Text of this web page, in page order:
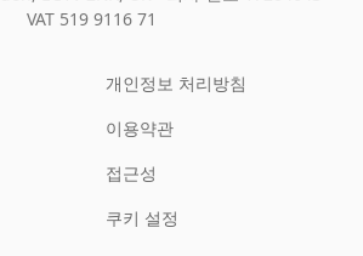
VAT 519 9116 71
개인정보 처리방침
이용약관
접근성
쿠키 설정